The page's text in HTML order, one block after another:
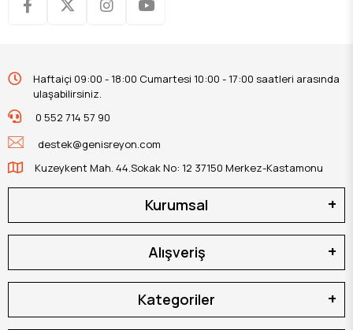
Haftaiçi 09:00 - 18:00 Cumartesi 10:00 - 17:00 saatleri arasında
ulaşabilirsiniz.
0 552 714 57 90
destek@genisreyon.com
Kuzeykent Mah. 44.Sokak No: 12 37150 Merkez-Kastamonu
Kurumsal
Alışveriş
Kategoriler